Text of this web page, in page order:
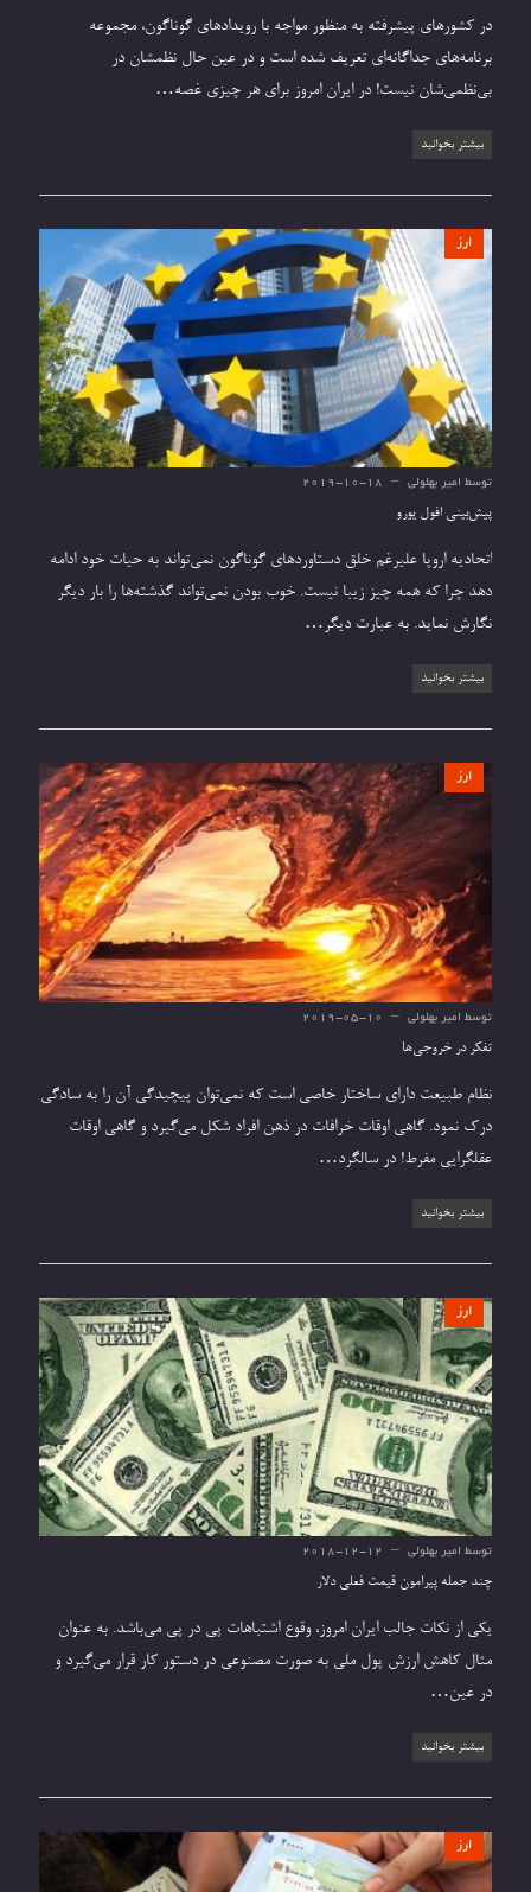
در کشورهای پیشرفته به منظور مواجه با رویدادهای گوناگون، مجموعه
برنامه‌های جداگانه‌ای تعریف شده است و در عین حال نظمشان در
بی‌نظمی‌شان نیست! در ایران امروز برای هر چیزی غصه…
بیشتر بخوانید
ارز
توسط امیر بهلولی 2019-10-18
پیش‌بینی افول یورو
اتحادیه اروپا علیرغم خلق دستاوردهای گوناگون نمی‌تواند به حیات خود ادامه
دهد چرا که همه چیز زیبا نیست. خوب بودن نمی‌تواند گذشته‌ها را بار دیگر
نگارش نماید. به عبارت دیگر…
بیشتر بخوانید
ارز
توسط امیر بهلولی 2019-05-10
تفکر در خروجی‌ها
نظام طبیعت دارای ساختار خاصی است که نمی‌توان پیچیدگی آن را به سادگی
درک نمود. گاهی اوقات خرافات در ذهن افراد شکل می‌گیرد و گاهی اوقات
عقلگرایی مفرط! در سالگرد…
بیشتر بخوانید
ارز
توسط امیر بهلولی 2018-12-12
چند جمله پیرامون قیمت فعلی دلار
یکی از نکات جالب ایران امروز، وقوع اشتباهات پی در پی می‌باشد. به عنوان
مثال کاهش ارزش پول ملی به صورت مصنوعی در دستور کار قرار می‌گیرد و
در عین…
بیشتر بخوانید
ارز